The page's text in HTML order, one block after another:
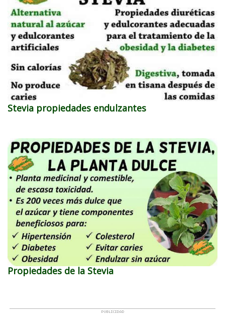
Stevia propiedades endulzantes
Propiedades de la Stevia